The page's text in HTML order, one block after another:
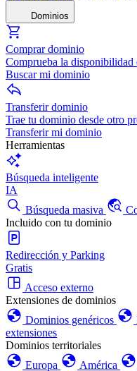
Dominios
Comprar dominio
Comprueba la
Buscar mi dominio
Transferir dominio
Trae tu dominio desde otro
Transferir mi dominio
Herramientas
Búsqueda inteligente
IA
Búsqueda masiva
Incluido con tu dominio
Redirección y Parking
Gratis
Acceso externo
Extensiones de dominios
Dominios genéricos
extensiones
Dominios territoriales
Europa
América